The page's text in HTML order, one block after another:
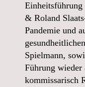
Einheitsführung
& Roland
Pandemie und
Spielmann,
Führung wieder
kommissarisch